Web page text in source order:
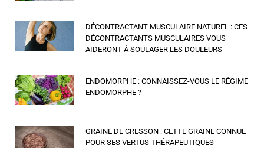
DÉCONTRACTANT MUSCULAIRE NATUREL : CES
DÉCONTRACTANTS MUSCULAIRES VOUS
AIDERONT À SOULAGER LES DOULEURS
ENDOMORPHE : CONNAISSEZ-VOUS LE RÉGIME
ENDOMORPHE ?
GRAINE DE CRESSON : CETTE GRAINE CONNUE
POUR SES VERTUS THÉRAPEUTIQUES